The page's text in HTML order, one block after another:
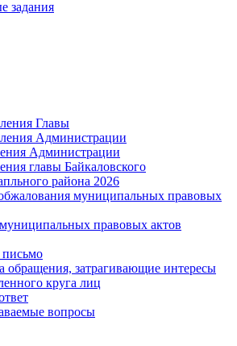
задания
Главы
Администрации
Администрации
главы Байкаловского
района 2026
муниципальных правовых
правовых актов
письмо
обращения, затрагивающие интересы
круга лиц
вопросы